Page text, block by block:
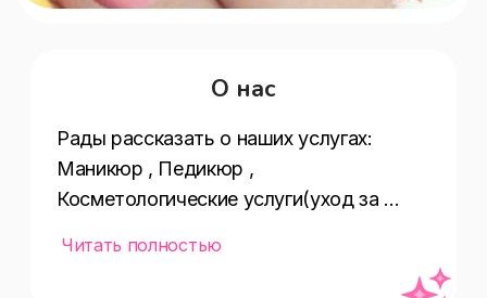
О нас
Рады рассказать о наших услугах:
Маникюр , Педикюр ,
Косметологические услуги(уход за
Читать полностью